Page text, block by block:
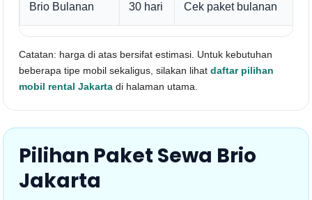
Brio Bulanan 30 hari Cek paket bulanan
Catatan: harga di atas bersifat estimasi. Untuk kebutuhan
beberapa tipe mobil sekaligus, silakan lihatdaftar pilihan
mobil rental Jakarta di halaman utama.
Pilihan Paket Sewa Brio
Jakarta